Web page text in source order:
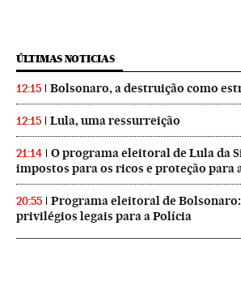
ÚLTIMAS NOTICIAS
12:15 Bolsonaro, a destruição como
12:15 Lula, uma ressurreição
21:14
O programa eleitoral de Lula da
impostos para os ricos e proteção para
20:55
Programa eleitoral de
privilégios legais para a Polícia